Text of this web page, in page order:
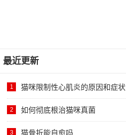
最近更新
1 猫咪限制性心肌炎的原因和症状
2 如何彻底根治猫咪真菌
3 猫骨折能自愈吗